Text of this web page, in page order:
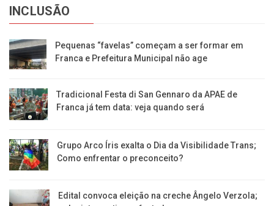
INCLUSÃO
Pequenas “favelas” começam a ser formar em
Franca e Prefeitura Municipal não age
Tradicional Festa di San Gennaro da APAE de
Franca já tem data: veja quando será
Grupo Arco Íris exalta o Dia da Visibilidade Trans;
Como enfrentar o preconceito?
Edital convoca eleição na creche Ângelo Verzola;